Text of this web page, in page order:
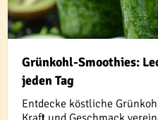
Grünkohl-Smoothies:
jeden Tag
Entdecke köstliche